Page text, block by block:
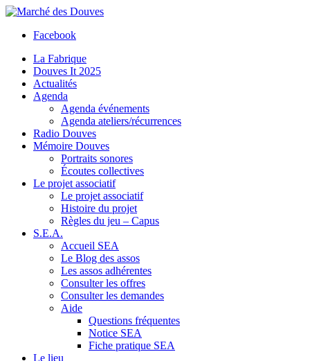
Facebook
La Fabrique
Douves It 2025
Actualités
Agenda
Agenda événements
Agenda ateliers/récurrences
Radio Douves
Mémoire Douves
Portraits sonores
Écoutes collectives
Le projet associatif
Le projet associatif
Histoire du projet
Règles du jeu – Capus
S.E.A.
Accueil SEA
Le Blog des assos
Les assos adhérentes
Consulter les offres
Consulter les demandes
Aide
Questions fréquentes
Notice SEA
Fiche pratique SEA
Le lieu